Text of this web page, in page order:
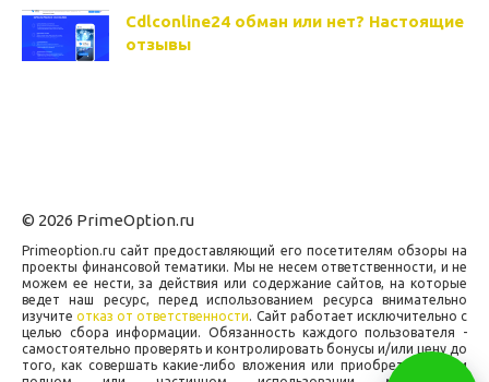
Cdlconline24 обман или нет? Настоящие
отзывы
© 2026 PrimeOption.ru
Primeoption.ru сайт предоставляющий его посетителям обзоры на
проекты финансовой тематики. Мы не несем ответственности, и не
можем ее нести, за действия или содержание сайтов, на которые
ведет наш ресурс, перед использованием ресурса внимательно
изучитеотказ от ответственности. Сайт работает исключительно с
целью сбора информации. Обязанность каждого пользователя -
самостоятельно проверять и контролировать бонусы и/или цену до
того, как совершать какие-либо вложения или приобретения. При